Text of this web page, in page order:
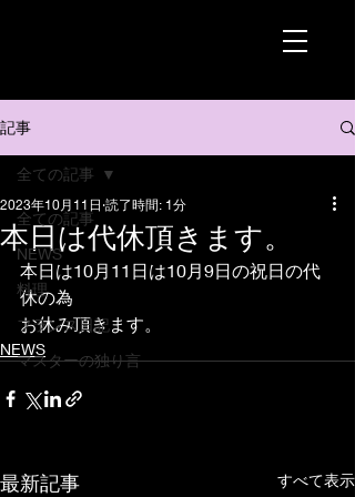
記事
全ての記事
NEWS
料理
フランス日記
マスターの独り言
全ての記事
本日は代休頂きます。
2023年10月11日 読了時間: 1分
本日は10月11日は10月9日の祝日の代
休の為
お休み頂きます。
NEWS
最新記事 すべて表示